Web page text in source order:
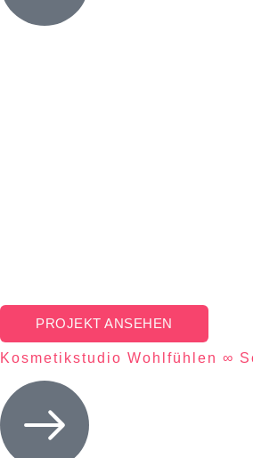
PROJEKT ANSEHEN
Kosmetikstudio Wohlfühlen ∞